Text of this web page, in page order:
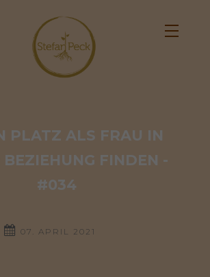
PLATZ ALS FRAU IN
BEZIEHUNG FINDEN -
#034
07. APRIL 2021